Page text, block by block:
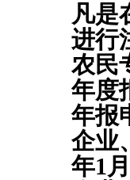
恭喜元*商贸商标注册核名成功
恭喜杭州飞*科技代账1年
恭喜冯总公司注册成功
恭喜月*有限公司注销成功
恭喜杭州**科技公司核名成功
恭喜郭总 签约公司注册
凡是
进行
农民
年度
年报
企业
年1